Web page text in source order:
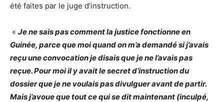
été faites par le juge d’instruction.
« Je ne sais pas comment la justice fonctionne en
Guinée, parce que moi quand on m’a demandé si j’avais
reçu une convocation je disais que je ne l’avais pas
reçue. Pour moi il y avait le secret d’instruction du
dossier que je ne voulais pas divulguer avant de partir.
Mais j’avoue que tout ce qui se dit maintenant (inculpé,